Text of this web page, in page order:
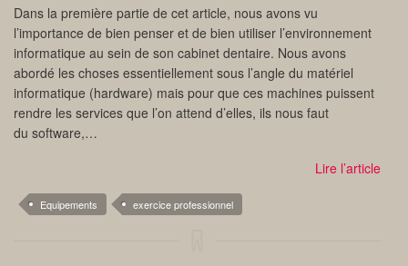
Dans la première partie de cet article, nous avons vu
l’importance de bien penser et de bien utiliser l’environnement
informatique au sein de son cabinet dentaire. Nous avons
abordé les choses essentiellement sous l’angle du matériel
informatique (hardware) mais pour que ces machines puissent
rendre les services que l’on attend d’elles, ils nous faut
du software,…
Lire l’article
Equipements exercice professionnel